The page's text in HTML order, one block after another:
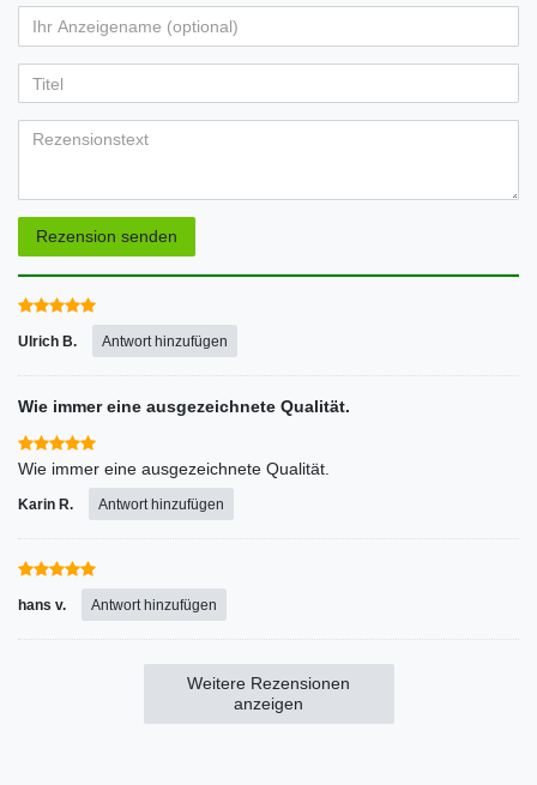
von
5
Bewertungssternen
von
5
Bewertungssternen
von
5
Bewertungssternen
von
5
Bewertungssternen
von
5
Bewertungssternen
Anzeigename
(optional)
Rezension senden
Ulrich B. Antwort hinzufügen
Wie immer eine ausgezeichnete Qualität.
Wie immer eine ausgezeichnete Qualität.
Karin R. Antwort hinzufügen
hans v. Antwort hinzufügen
Weitere Rezensionen
anzeigen